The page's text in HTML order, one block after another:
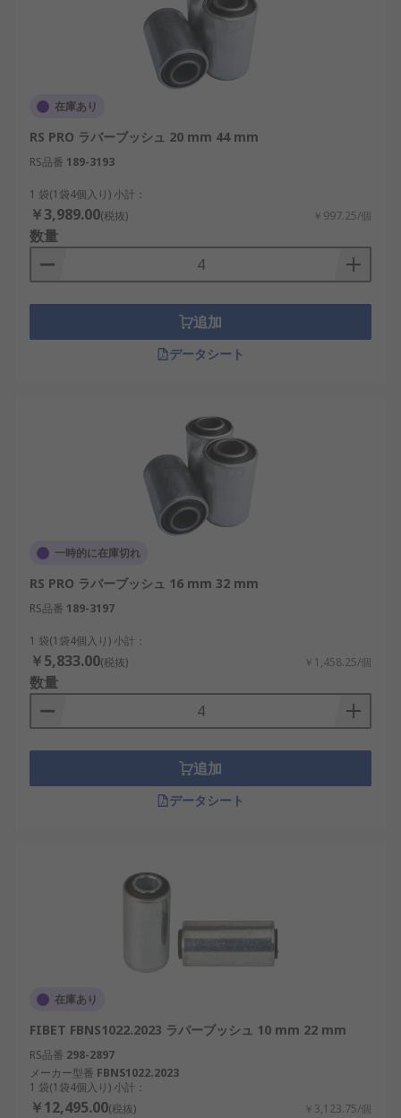
在庫あり
RS PRO ラバーブッシュ 20 mm 44 mm
RS品番 189-3193
1 袋(1袋4個入り) 小計：
￥3,989.00(税抜) ￥997.25/個
数量
追加
データシート
一時的に在庫切れ
RS PRO ラバーブッシュ 16 mm 32 mm
RS品番 189-3197
1 袋(1袋4個入り) 小計：
￥5,833.00(税抜) ￥1,458.25/個
数量
追加
データシート
在庫あり
FIBET FBNS1022.2023 ラバーブッシュ 10 mm 22 mm
RS品番 298-2897
メーカー型番 FBNS1022.2023
1 袋(1袋4個入り) 小計：
￥12,495.00(税抜) ￥3,123.75/個